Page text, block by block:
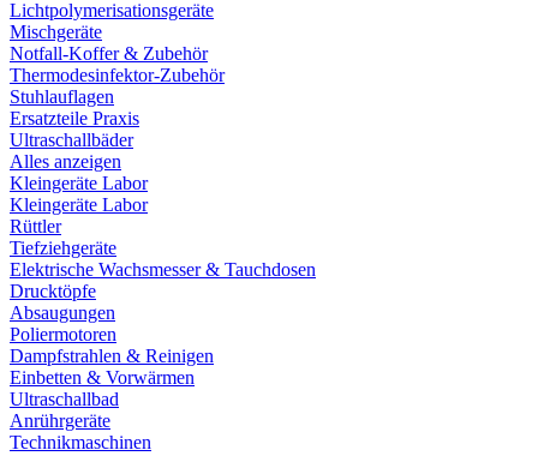
Lichtpolymerisationsgeräte
Mischgeräte
Notfall-Koffer & Zubehör
Thermodesinfektor-Zubehör
Stuhlauflagen
Ersatzteile Praxis
Ultraschallbäder
Alles anzeigen
Kleingeräte Labor
Kleingeräte Labor
Rüttler
Tiefziehgeräte
Elektrische Wachsmesser & Tauchdosen
Drucktöpfe
Absaugungen
Poliermotoren
Dampfstrahlen & Reinigen
Einbetten & Vorwärmen
Ultraschallbad
Anrührgeräte
Technikmaschinen